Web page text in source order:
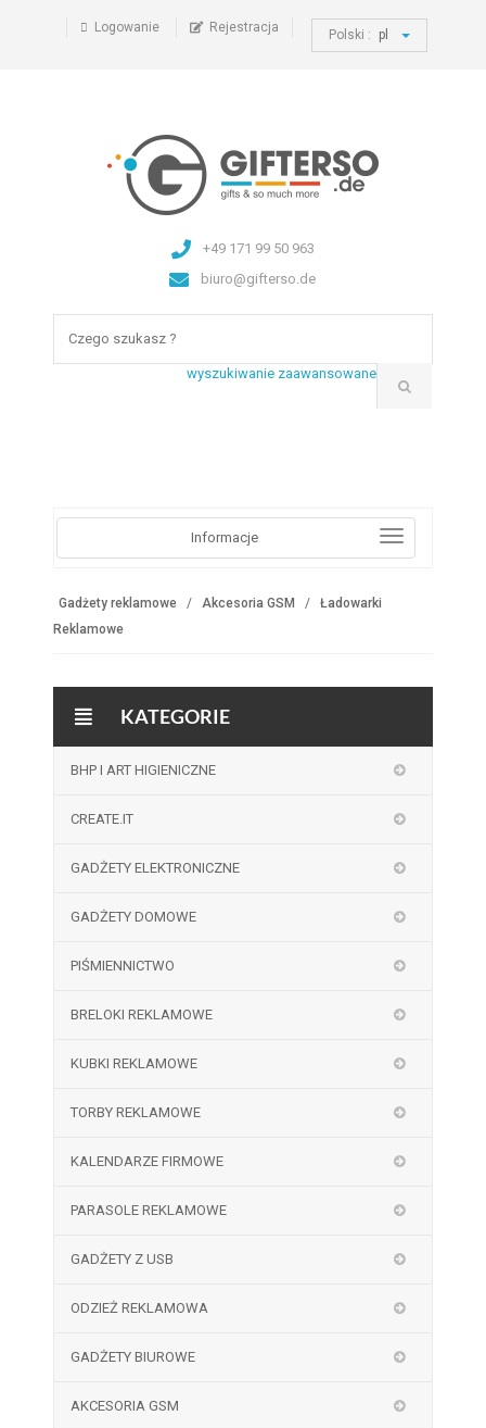
Logowanie Rejestracja Polski : pl
+49 171 99 50 963
biuro@gifterso.de
wyszukiwanie zaawansowane
Informacje
Gadżety reklamowe Akcesoria GSM
Ładowarki
Reklamowe
KATEGORIE
BHP I ART HIGIENICZNE
CREATE.IT
GADŻETY ELEKTRONICZNE
GADŻETY DOMOWE
PIŚMIENNICTWO
BRELOKI REKLAMOWE
KUBKI REKLAMOWE
TORBY REKLAMOWE
KALENDARZE FIRMOWE
PARASOLE REKLAMOWE
GADŻETY Z USB
ODZIEŻ REKLAMOWA
GADŻETY BIUROWE
AKCESORIA GSM